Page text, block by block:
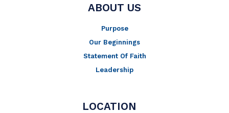
ABOUT US
Purpose
Our Beginnings
Statement Of Faith
Leadership
LOCATION